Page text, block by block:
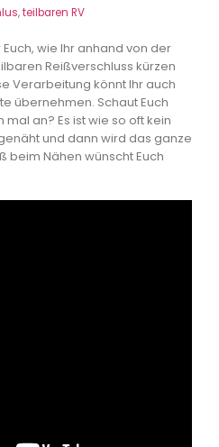
,teilbaren RV
wie Ihr anhand von der
Reißverschluss kürzen
Verarbeitung könnt Ihr auch
übernehmen. Schaut Euch
an? Es ist wie so oft kein
und dann wird das ganze
beim Nähen wünscht Euch